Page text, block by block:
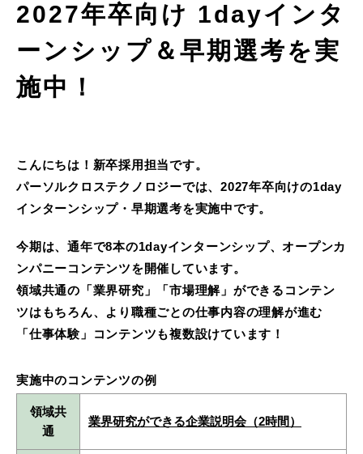
2027年卒向け 1dayインタ
ーンシップ＆早期選考を実
施中！
こんにちは！新卒採用担当です。
パーソルクロステクノロジーでは、2027年卒向けの1day
インターンシップ・早期選考を実施中です。
今期は、通年で8本の1dayインターンシップ、オープンカ
ンパニーコンテンツを開催しています。
領域共通の「業界研究」「市場理解」ができるコンテン
ツはもちろん、より職種ごとの仕事内容の理解が進む
「仕事体験」コンテンツも複数設けています！
実施中のコンテンツの例
領域共
通
業界研究ができる企業説明会（2時間）